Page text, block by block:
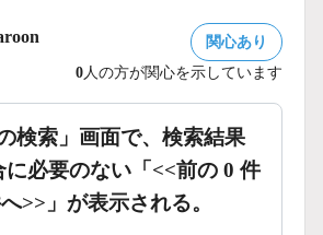
関心あり
0 人の方が関心を示しています
検索」画面で、検索結果
に必要のない「<<前の 0 件
>>」が表示される。